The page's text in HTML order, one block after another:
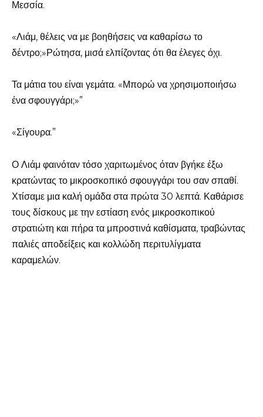
Μεσσία.
«Λιάμ, θέλεις να με βοηθήσεις να καθαρίσω το
δέντρο;»Ρώτησα, μισά ελπίζοντας ότι θα έλεγες όχι.
Τα μάτια του είναι γεμάτα. «Μπορώ να χρησιμοποιήσω
ένα σφουγγάρι;»”
«Σίγουρα.”
Ο Λιάμ φαινόταν τόσο χαριτωμένος όταν βγήκε έξω
κρατώντας το μικροσκοπικό σφουγγάρι του σαν σπαθί.
Χτίσαμε μια καλή ομάδα στα πρώτα 30 λεπτά. Καθάρισε
τους δίσκους με την εστίαση ενός μικροσκοπικού
στρατιώτη και πήρα τα μπροστινά καθίσματα, τραβώντας
παλιές αποδείξεις και κολλώδη περιτυλίγματα
καραμελών.